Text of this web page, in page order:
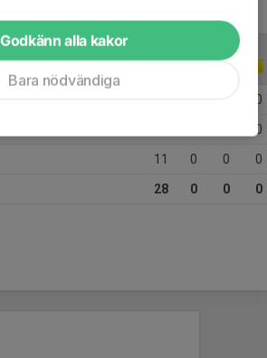
0
0
11 0 0 0
28 0 0 0
Godkänn alla kakor
Bara nödvändiga